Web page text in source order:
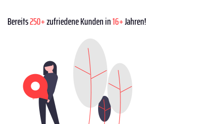
Bereits250+zufriedene Kunden in16+Jahren!